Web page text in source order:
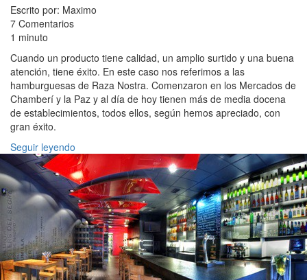
Escrito por: Maximo
7 Comentarios
1 minuto
Cuando un producto tiene calidad, un amplio surtido y una buena
atención, tiene éxito. En este caso nos referimos a las
hamburguesas de Raza Nostra. Comenzaron en los Mercados de
Chamberí y la Paz y al día de hoy tienen más de media docena
de establecimientos, todos ellos, según hemos apreciado, con
gran éxito.
Seguir leyendo